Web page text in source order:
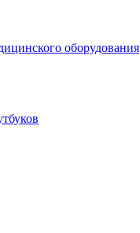
оборудования